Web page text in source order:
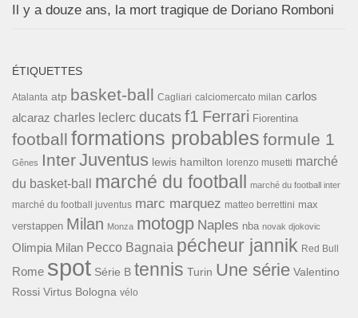
Il y a douze ans, la mort tragique de Doriano Romboni
ÉTIQUETTES
Atalanta atp basket-ball Cagliari calciomercato milan carlos
alcaraz charles leclerc ducats f1 Ferrari Fiorentina
football formations probables formule 1
Gênes InterJuventus lewis hamilton lorenzo musetti marché
du basket-ball
marché du football marché du football inter
marché du football juventus marc marquez matteo berrettini max
verstappen Milan Monza motogp Naples nba novak djokovic
Olimpia Milan Pecco Bagnaia pécheur jannik Red Bull
Rome spot Série B tennis Turin Une série Valentino
Rossi Virtus Bologna vélo